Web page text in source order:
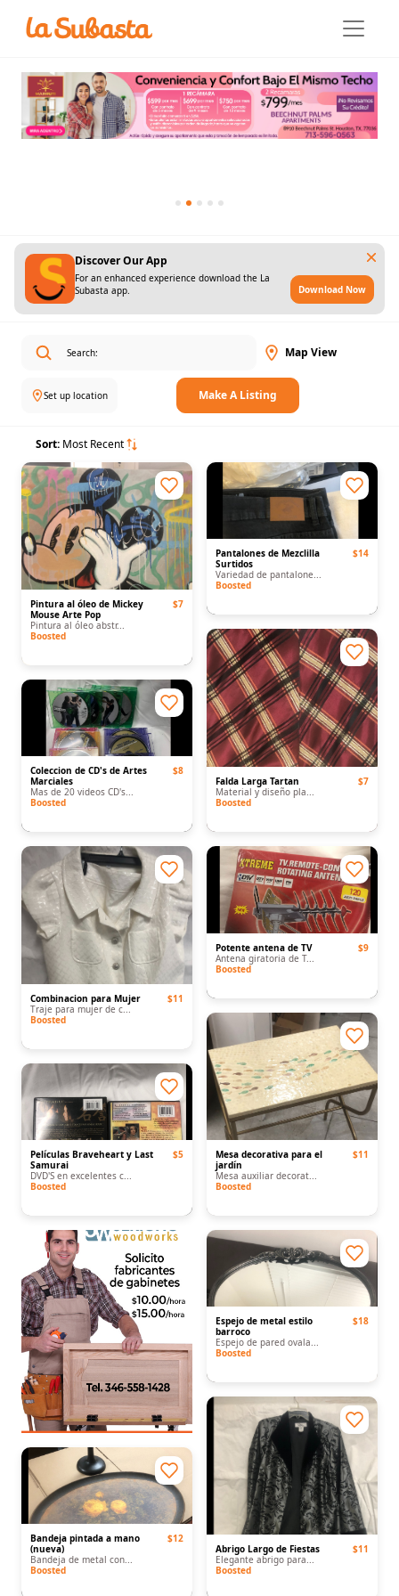
Discover Our App
For an enhanced experience download the La
Subasta app.
Download Now
Map View
Set up location Make A Listing
Sort: Most Recent
Pintura al óleo de Mickey
Mouse Arte Pop
Pintura al óleo abstr...
$7
Boosted
Pantalones de Mezclilla
Surtidos
Variedad de pantalone...
$14
Boosted
Coleccion de CD's de Artes
Marciales
Mas de 20 videos CD's...
$8
Boosted
Falda Larga Tartan
Material y diseño pla...
$7
Boosted
Combinacion para Mujer
Traje para mujer de c...
$11
Boosted
Potente antena de TV
Antena giratoria de T...
$9
Boosted
Películas Braveheart y Last
Samurai
DVD'S en excelentes c...
$5
Boosted
Mesa decorativa para el
jardín
Mesa auxiliar decorat...
$11
Boosted
Espejo de metal estilo
barroco
Espejo de pared ovala...
$18
Boosted
Bandeja pintada a mano
(nueva)
Bandeja de metal con...
$12
Boosted
Abrigo Largo de Fiestas
Elegante abrigo para...
$11
Boosted